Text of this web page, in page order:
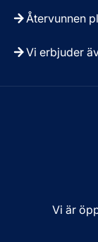
Återvunnen
Vi erbjuder
Vi är